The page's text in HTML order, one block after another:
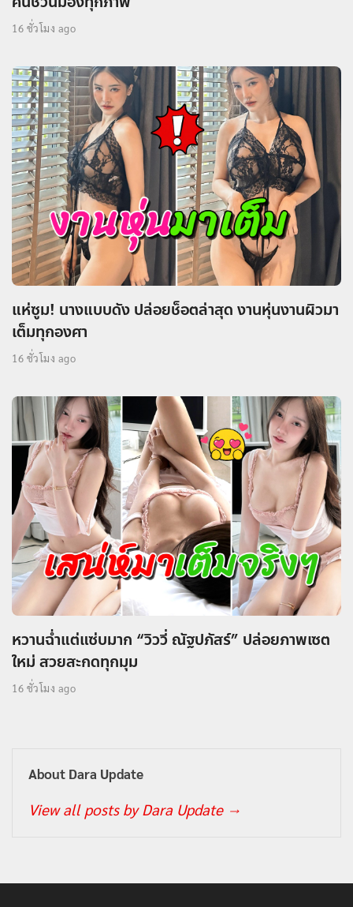
16 ชั่วโมง ago
แห่ซูม! นางแบบดัง ปล่อยช็อตล่าสุด งานหุ่นงานผิวมา
เต็มทุกองศา
16 ชั่วโมง ago
หวานฉ่ำแต่แซ่บมาก “วิววี่ ณัฐปภัสร์” ปล่อยภาพเซต
ใหม่ สวยสะกดทุกมุม
16 ชั่วโมง ago
About Dara Update
View all posts by Dara Update →